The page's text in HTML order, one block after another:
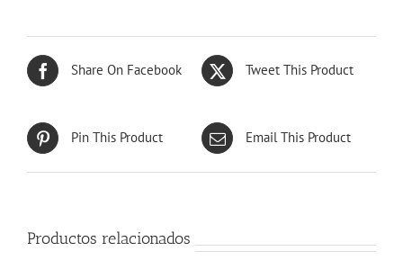
Share On Facebook Tweet This Product
Pin This Product Email This Product
Productos relacionados